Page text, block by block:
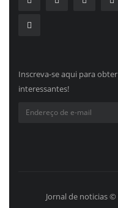
Inscreva-se aqui para
interessantes!
Jornal de noticias